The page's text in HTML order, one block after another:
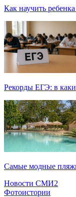
Как научить
Рекорды ЕГЭ: в
Самые модные
Новости СМИ2
Фотоистории